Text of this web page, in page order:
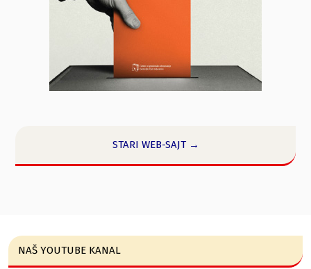
STARI WEB-SAJT →
NAŠ YOUTUBE KANAL